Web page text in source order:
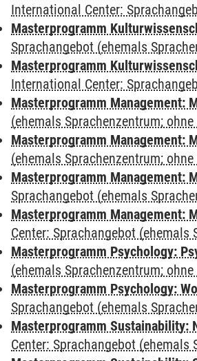
International Center:
Masterprogramm
Sprachangebot (ehemals
Masterprogramm
International Center:
Masterprogramm Management:
(ehemals Sprachenzentrum; ohne
Masterprogramm Management:
(ehemals Sprachenzentrum; ohne
Masterprogramm Management:
Sprachangebot (ehemals
Masterprogramm Management:
Center: Sprachangebot (ehemals
Masterprogramm Psychology:
(ehemals Sprachenzentrum; ohne
Masterprogramm Psychology:
Sprachangebot (ehemals
Masterprogramm Sustainability:
Center: Sprachangebot (ehemals